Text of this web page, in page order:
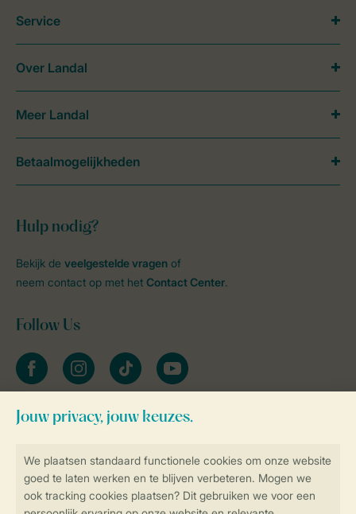
Veilig en snel online boeken
Hulp nodig?
Bekijk de veelgestelde vragen of
neem contact op met het Contact Center.
Follow Us
facebookinstagramtiktok youtube
Blijf op de hoogte
Service
Over Landal
Meer Landal
Betaalmogelijkheden